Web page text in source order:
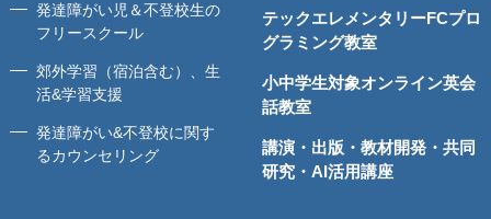
発達障がい児＆不登校生の
フリースクール
郊外学習（宿泊含む）、生
活&学習支援
発達障がい&不登校に関す
るカウンセリング
テックエレメンタリーFCプロ
グラミング教室
小中学生対象オンライン英会
話教室
講演・出版・教材開発・共同
研究・AI活用講座